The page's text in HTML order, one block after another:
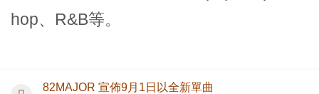
hop、R&B等。
82MAJOR 宣佈9月1日以全新單曲